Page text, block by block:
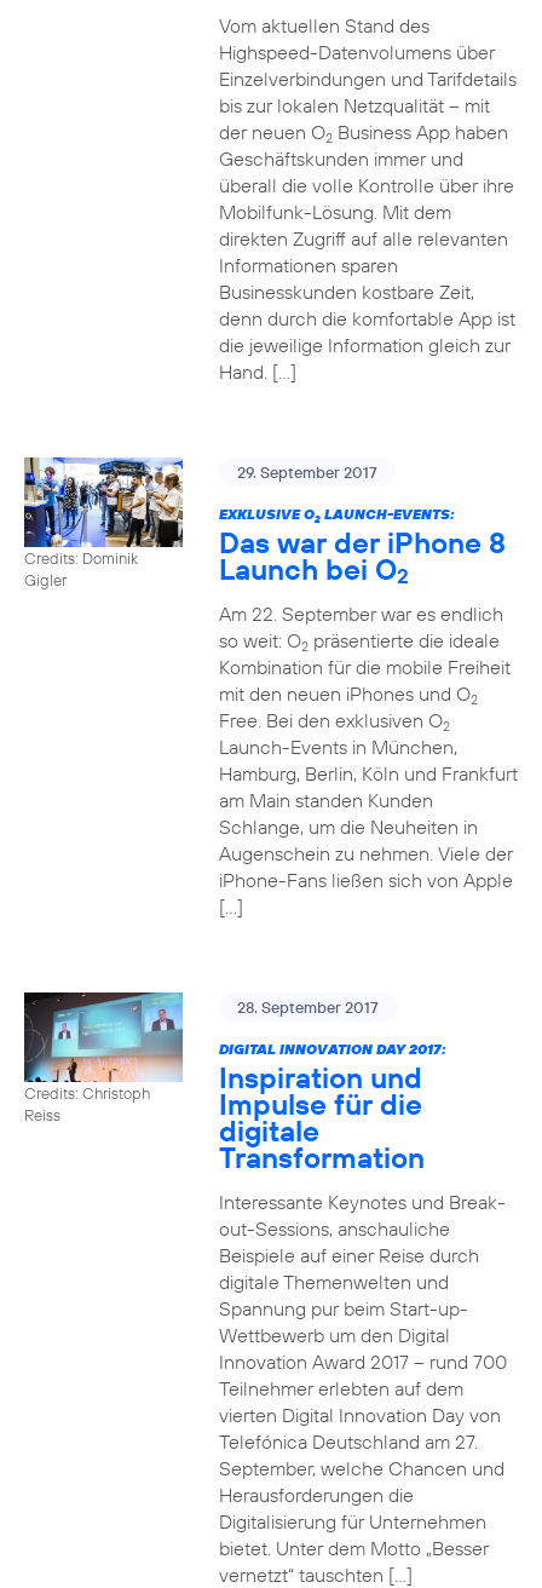
Vom aktuellen Stand des
Highspeed-Datenvolumens über
Einzelverbindungen und Tarifdetails
bis zur lokalen Netzqualität – mit
der neuen O2Business App haben
Geschäftskunden immer und
überall die volle Kontrolle über ihre
Mobilfunk-Lösung. Mit dem
direkten Zugriff auf alle relevanten
Informationen sparen
Businesskunden kostbare Zeit,
denn durch die komfortable App ist
die jeweilige Information gleich zur
Hand. […]
Credits: Dominik
Gigler
29. September 2017
EXKLUSIVE O2LAUNCH-EVENTS:
Das war der iPhone 8
Launch bei O2
Am 22. September war es endlich
so weit: O2präsentierte die ideale
Kombination für die mobile Freiheit
mit den neuen iPhones und O2
Free. Bei den exklusiven O2
Launch-Events in München,
Hamburg, Berlin, Köln und Frankfurt
am Main standen Kunden
Schlange, um die Neuheiten in
Augenschein zu nehmen. Viele der
iPhone-Fans ließen sich von Apple
[…]
Credits: Christoph
Reiss
28. September 2017
DIGITAL INNOVATION DAY 2017:
Inspiration und
Impulse für die
digitale
Transformation
Interessante Keynotes und Break-
out-Sessions, anschauliche
Beispiele auf einer Reise durch
digitale Themenwelten und
Spannung pur beim Start-up-
Wettbewerb um den Digital
Innovation Award 2017 – rund 700
Teilnehmer erlebten auf dem
vierten Digital Innovation Day von
Telefónica Deutschland am 27.
September, welche Chancen und
Herausforderungen die
Digitalisierung für Unternehmen
bietet. Unter dem Motto „Besser
vernetzt“ tauschten […]